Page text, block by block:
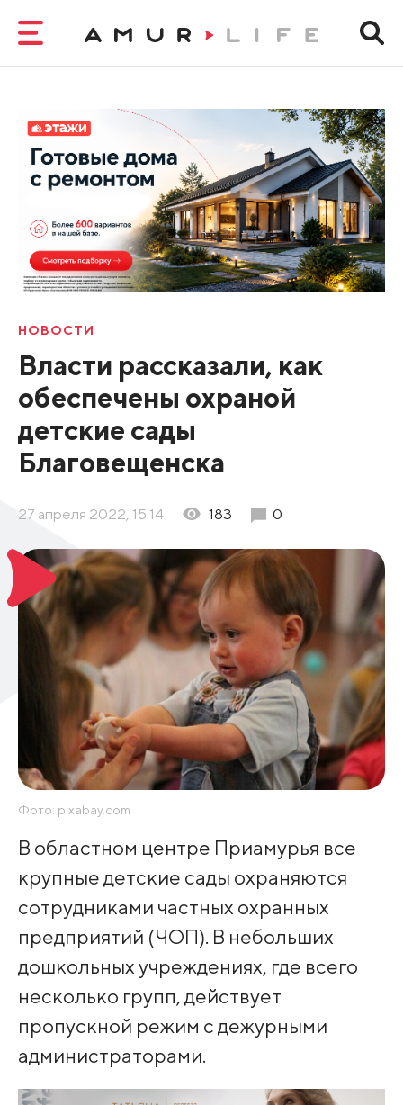
НОВОСТИ
Власти рассказали, как
обеспечены охраной
детские сады
Благовещенска
27 апреля 2022, 15:14 183 0
Фото: pixabay.com
В областном центре Приамурья все
крупные детские сады охраняются
сотрудниками частных охранных
предприятий (ЧОП). В небольших
дошкольных учреждениях, где всего
несколько групп, действует
пропускной режим с дежурными
администраторами.